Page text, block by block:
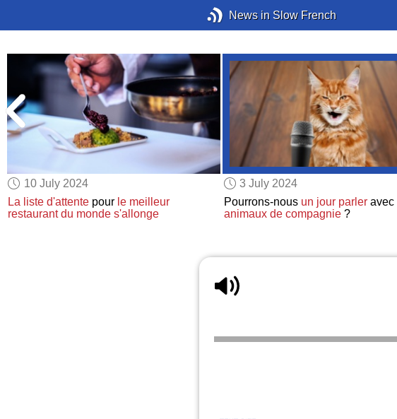
News in Slow French
10 July 2024
La liste d'attente pour le meilleur
restaurant du monde s'allonge
3 July 2024
Pourrons-nous un jour parleravec
animaux de compagnie?